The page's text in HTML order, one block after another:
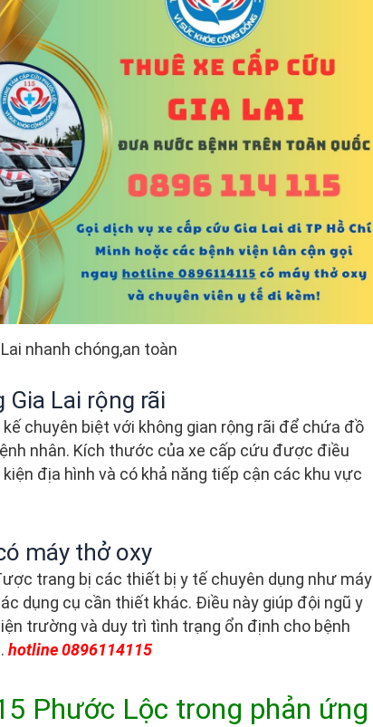
nhanh chóng,an toàn
Lai rộng rãi
chuyên biệt với không gian rộng rãi để chứa đồ
nhân. Kích thước của xe cấp cứu được điều
địa hình và có khả năng tiếp cận các khu vực
máy thở oxy
trang bị các thiết bị y tế chuyên dụng như máy
dụng cụ cần thiết khác. Điều này giúp đội ngũ y
trường và duy trì tình trạng ổn định cho bệnh
hotline 0896114115
Phước Lộc trong phản ứng